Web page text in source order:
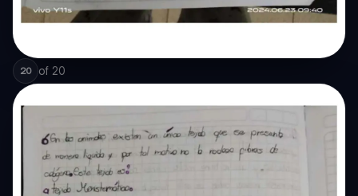
20 of 20